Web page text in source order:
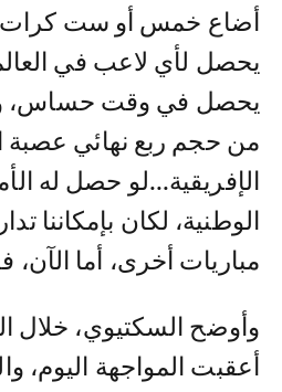
أضاع خمس أو ست كرات
يحصل لأي لاعب في
يحصل في وقت حساس،
من حجم ربع نهائي عصبة
الإفريقية...لو حصل له
الوطنية، لكان بإمكاننا
مباريات أخرى، أما الآن،
وأوضح السكتيوي، خلال
أعقبت المواجهة اليوم،